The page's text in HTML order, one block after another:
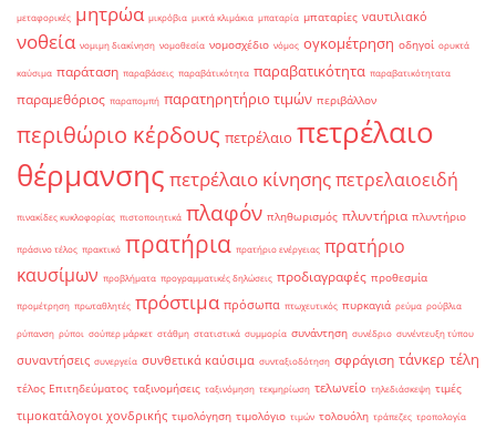
μεταφορικές μητρώα μικρόβια μικτά κλιμάκια μπαταρία μπαταρίες ναυτιλιακό
νοθεία νομιμη διακίνηση νομοθεσία νομοσχέδιο νόμος ογκομέτρηση οδηγοί ορυκτά
καύσιμα παράταση παραβάσεις παραβάτικότητα παραβατικότητα παραβατικότητατα
παραμεθόριος παραπομπή παρατηρητήριο τιμών περιβάλλον
περιθώριο κέρδους πετρέλαιο πετρέλαιο
θέρμανσης πετρέλαιο κίνησηςπετρελαιοειδή
πινακίδες κυκλοφορίας πιστοποιητικά πλαφόν πληθωρισμός πλυντήρια πλυντήριο
πράσινο τέλος πρακτικό πρατήρια πρατήριο ενέργειας πρατήριο
καυσίμων προβλήματα προγραμματικές δηλώσεις προδιαγραφές προθεσμία
προμέτρηση πρωταθλητές πρόστιμα πρόσωπα πτωχευτικός πυρκαγιά ρεύμα ρούβλια
ρύπανση ρύποι σούπερ μάρκετ στάθμη στατιστικά συμμορία συνάντηση συνέδριο συνέντευξη τύπου
συναντήσεις συνεργεία συνθετικά καύσιμα συνταξιοδότηση σφράγιση τάνκερ τέλη
τέλος Επιτηδεύματος ταξινομήσεις ταξινόμηση τεκμηρίωση τελωνείο τηλεδιάσκεψη τιμές
τιμοκατάλογοι χονδρικής τιμολόγηση τιμολόγιο τιμών τολουόλη τράπεζες τροπολογία